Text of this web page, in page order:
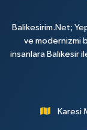
Balikesirim.Net;
ve modernizmi
insanlara Balıkesir
Karesi